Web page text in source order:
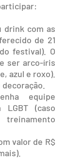
drink com as
de 21
festival). O
ser arco-íris
azul e roxo).
equipe
LGBT (caso
valor de R$